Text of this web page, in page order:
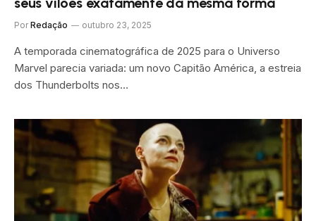
Por Redação outubro 23, 2025
A temporada cinematográfica de 2025 para o Universo
Marvel parecia variada: um novo Capitão América, a estreia
dos Thunderbolts nos…